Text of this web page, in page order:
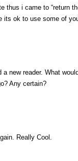
i came to “return
its ok to use some of
new reader. What
Any certain?
Really Cool.